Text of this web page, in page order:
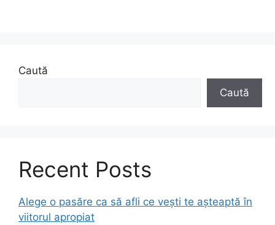
Caută
Caută
Recent Posts
Alege o pasăre ca să afli ce vești te așteaptă în
viitorul apropiat